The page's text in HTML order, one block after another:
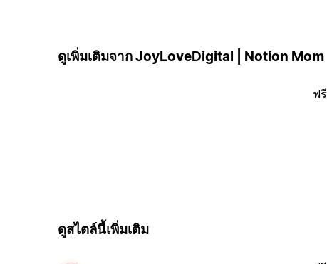
ดูเพิ่มเติมจาก JoyLoveDigital | Notion Mom
ฟรี
ดูสไตล์นี้เพิ่มเติม